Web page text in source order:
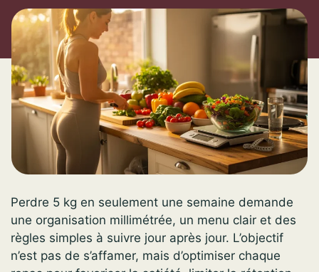
Perdre 5 kg en seulement une semaine demande
une organisation millimétrée, un menu clair et des
règles simples à suivre jour après jour. L’objectif
n’est pas de s’affamer, mais d’optimiser chaque